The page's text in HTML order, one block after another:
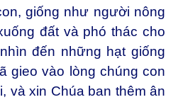
giống như người nông
đất và phó thác cho
đến những hạt giống
gieo vào lòng chúng con
và xin Chúa ban thêm ân